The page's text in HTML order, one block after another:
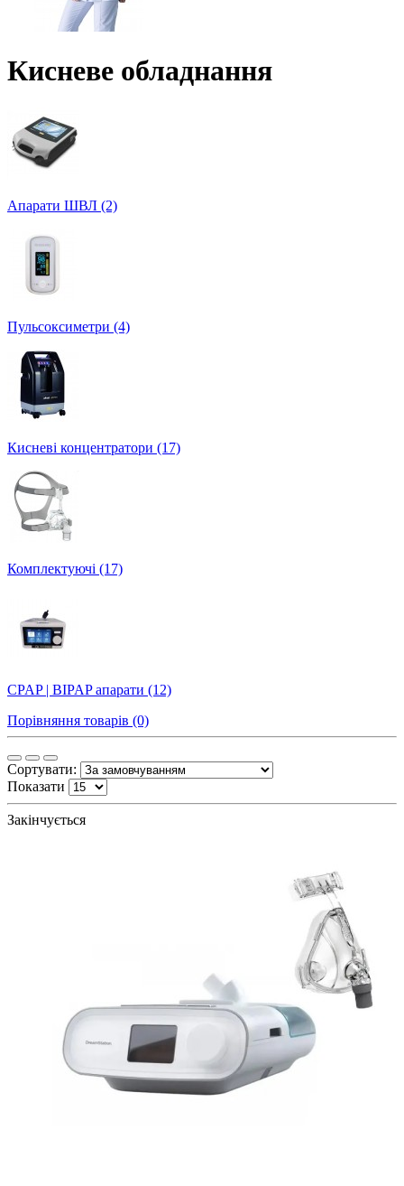
Кисневе обладнання
Апарати ШВЛ (2)
Пульсоксиметри (4)
Кисневі концентратори (17)
Комплектуючі (17)
CPAP | BIPAP апарати (12)
Порівняння товарів (0)
Сортувати:
Показати
Закінчується